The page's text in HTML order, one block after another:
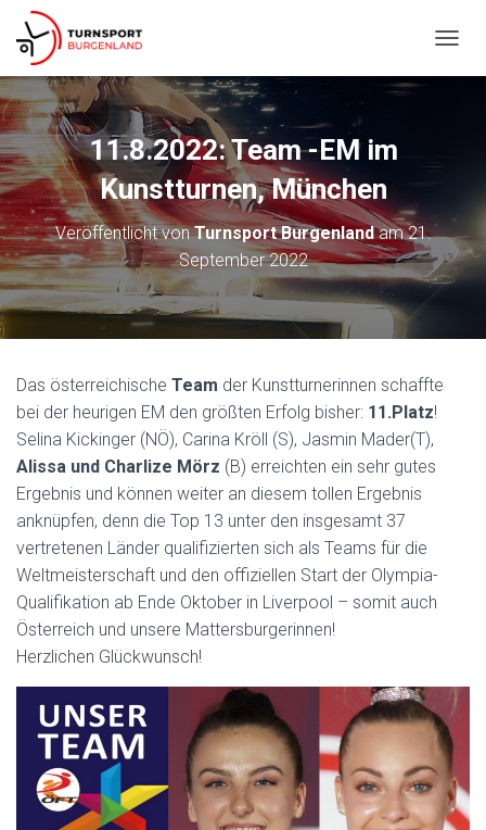
A
O
N
U
M
H
11.8.2022: Team -EM im
Kunstturnen, München
Veröffentlicht vonTurnsport Burgenlandam21.
September 2022
Das österreichische Team der Kunstturnerinnen schaffte
bei der heurigen EM den größten Erfolg bisher: 11.Platz!
Selina Kickinger (NÖ), Carina Kröll (S), Jasmin Mader(T),
Alissa und Charlize Mörz (B) erreichten ein sehr gutes
Ergebnis und können weiter an diesem tollen Ergebnis
anknüpfen, denn die Top 13 unter den insgesamt 37
vertretenen Länder qualifizierten sich als Teams für die
Weltmeisterschaft und den offiziellen Start der Olympia-
Qualifikation ab Ende Oktober in Liverpool – somit auch
Österreich und unsere Mattersburgerinnen!
Herzlichen Glückwunsch!